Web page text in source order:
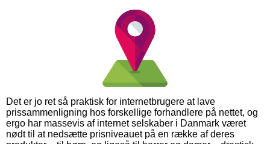
Det er jo ret så praktisk for internetbrugere at lave
prissammenligning hos forskellige forhandlere på nettet, og
ergo har massevis af internet selskaber i Danmark været
nødt til at nedsætte prisniveauet på en række af deres